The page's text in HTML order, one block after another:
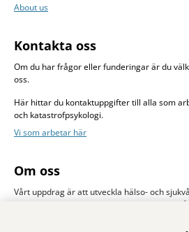
About us
Kontakta oss
Om du har frågor eller funderingar är du
oss.
Här hittar du kontaktuppgifter till alla som
och katastrofpsykologi.
Vi som arbetar här
Om oss
Vårt uppdrag är att utveckla hälso- och
drabbade människors psykologiska behov